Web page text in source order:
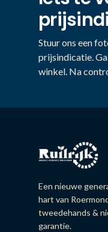
Stuur ons een
prijsindicatie.
winkel. Na
Een nieuwe
hart van
tweedehands &
garantie.